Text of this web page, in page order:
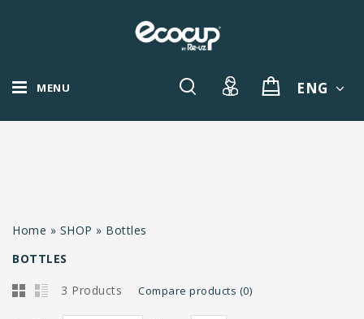
MENU ENG
Home » SHOP » Bottles
BOTTLES
3 Products Compare products (0)